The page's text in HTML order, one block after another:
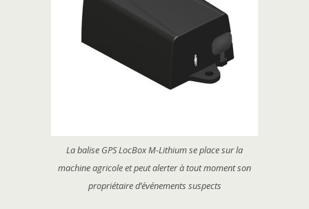
La balise GPS LocBox M-Lithium se place sur la
machine agricole et peut alerter à tout moment son
propriétaire d’événements suspects